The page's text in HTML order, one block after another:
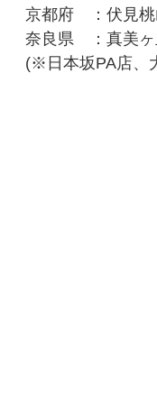
京都府 ：伏見桃
奈良県 ：真美ヶ
(※日本坂PA店、